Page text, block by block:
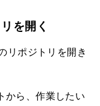
を開く
リポジトリを開き
から、作業したい